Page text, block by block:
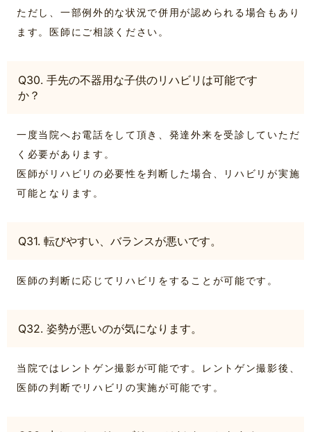
ただし、一部例外的な状況で併用が認められる場合もあり
ます。医師にご相談ください。
Q30. 手先の不器用な子供のリハビリは可能です
か？
一度当院へお電話をして頂き、発達外来を受診していただ
く必要があります。
医師がリハビリの必要性を判断した場合、リハビリが実施
可能となります。
Q31. 転びやすい、バランスが悪いです。
医師の判断に応じてリハビリをすることが可能です。
Q32. 姿勢が悪いのが気になります。
当院ではレントゲン撮影が可能です。レントゲン撮影後、
医師の判断でリハビリの実施が可能です。